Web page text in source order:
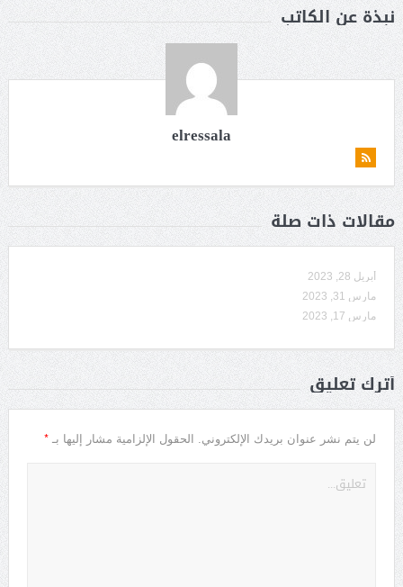
نبذة عن الكاتب
elressala
مقالات ذات صلة
أبريل 28, 2023
مارس 31, 2023
مارس 17, 2023
أترك تعليق
لن يتم نشر عنوان بريدك الإلكتروني. الحقول الإلزامية مشار إليها بـ *